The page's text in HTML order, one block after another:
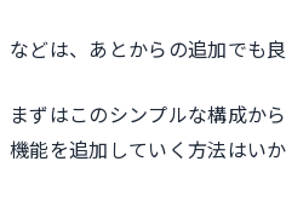
などは、あとからの追加でも
まずはこのシンプルな構成か
機能を追加していく方法はいか